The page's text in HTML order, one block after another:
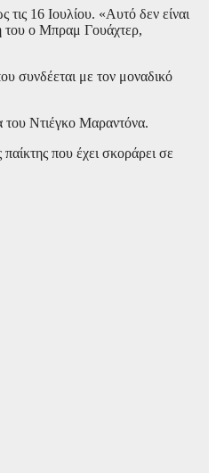
16 Ιουλίου. «Αυτό δεν είναι
του ο Μπραμ Γουάχτερ,
συνδέεται με τον μοναδικό
του Ντιέγκο Μαραντόνα.
που έχει σκοράρει σε